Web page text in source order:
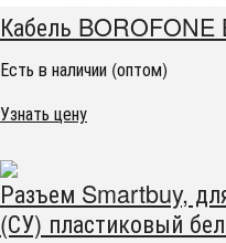
Кабель
Есть в наличии (оптом)
Узнать цену
Разъем Smartbuy,
(СУ) пластиковый